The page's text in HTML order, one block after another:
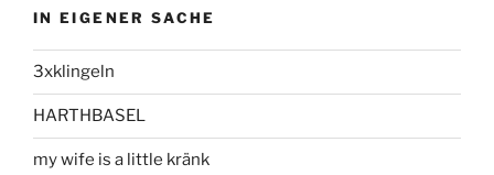
IN EIGENER SACHE
3xklingeln
HARTHBASEL
my wife is a little kränk